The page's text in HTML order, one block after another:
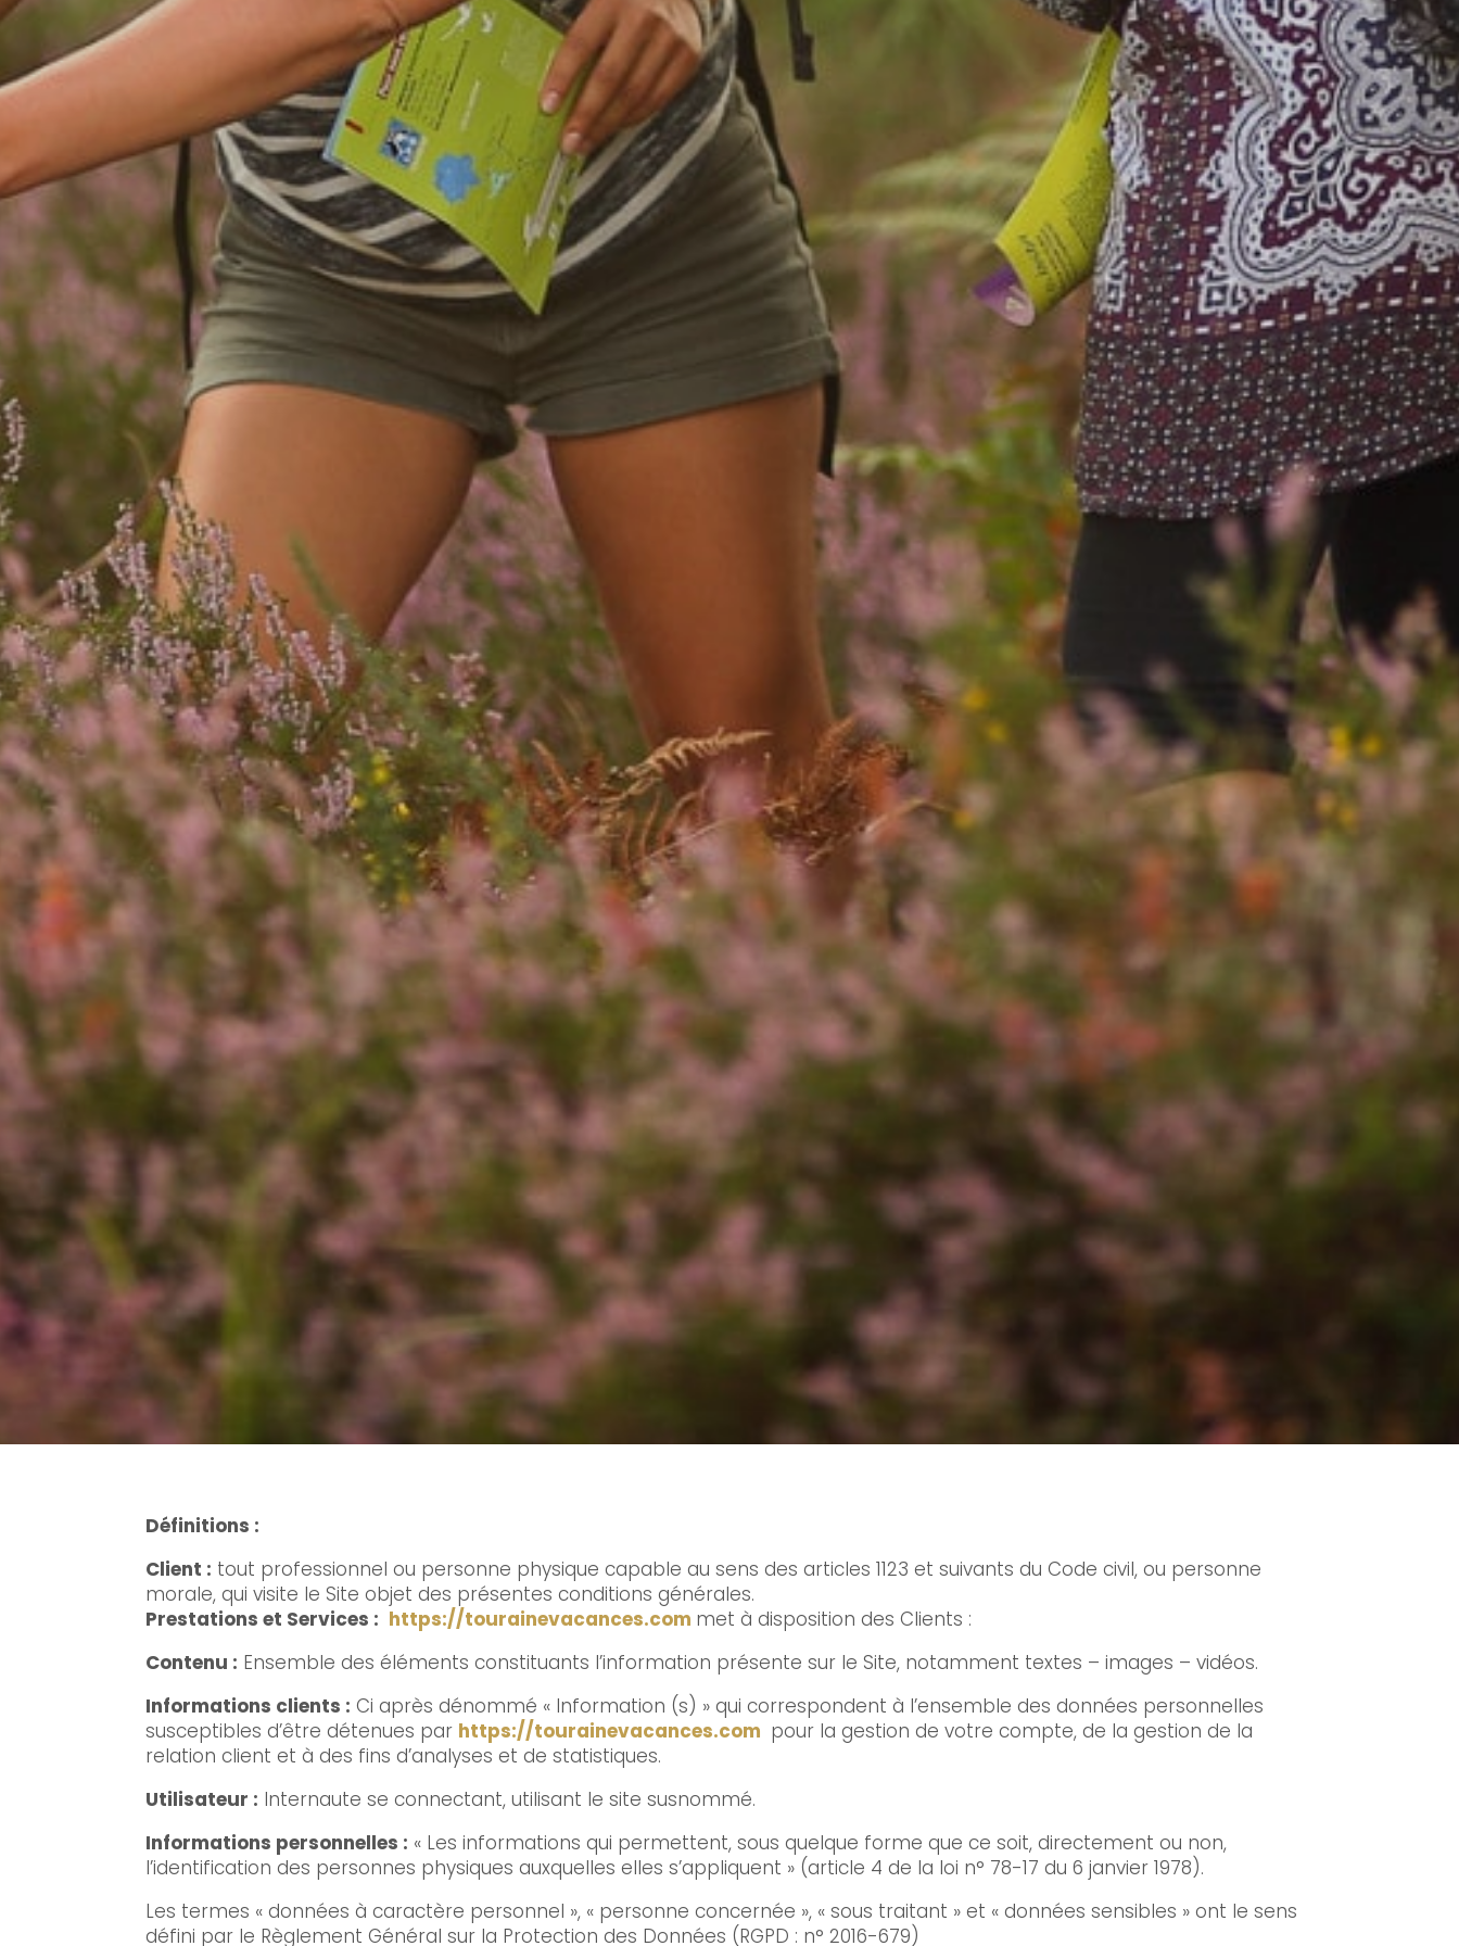
Définitions :
Client : tout professionnel ou personne physique capable au sens des articles 1123 et suivants du Code civil, ou personne
morale, qui visite le Site objet des présentes conditions générales.
Prestations et Services : https://tourainevacances.com met à disposition des Clients :
Contenu : Ensemble des éléments constituants l’information présente sur le Site, notamment textes – images – vidéos.
Informations clients : Ci après dénommé « Information (s) » qui correspondent à l’ensemble des données personnelles
susceptibles d’être détenues par https://tourainevacances.com pour la gestion de votre compte, de la gestion de la
relation client et à des fins d’analyses et de statistiques.
Utilisateur : Internaute se connectant, utilisant le site susnommé.
Informations personnelles : « Les informations qui permettent, sous quelque forme que ce soit, directement ou non,
l’identification des personnes physiques auxquelles elles s’appliquent » (article 4 de la loi n° 78-17 du 6 janvier 1978).
Les termes « données à caractère personnel », « personne concernée », « sous traitant » et « données sensibles » ont le sens
défini par le Règlement Général sur la Protection des Données (RGPD : n° 2016-679)